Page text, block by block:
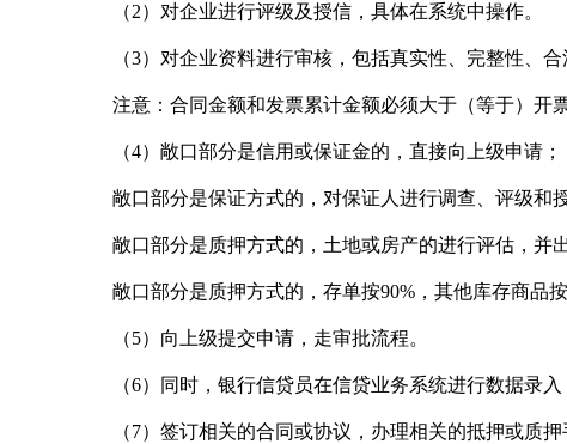
（2）对企业进行评级及授信，具体在系统中操作。
（3）对企业资料进行审核，包括真实性、完整性、合
注意：合同金额和发票累计金额必须大于（等于）开票
（4）敞口部分是信用或保证金的，直接向上级申请；
敞口部分是保证方式的，对保证人进行调查、评级和授
敞口部分是质押方式的，土地或房产的进行评估，并出
敞口部分是质押方式的，存单按90%，其他库存商品按
（5）向上级提交申请，走审批流程。
（6）同时，银行信贷员在信贷业务系统进行数据录入
（7）签订相关的合同或协议，办理相关的抵押或质押